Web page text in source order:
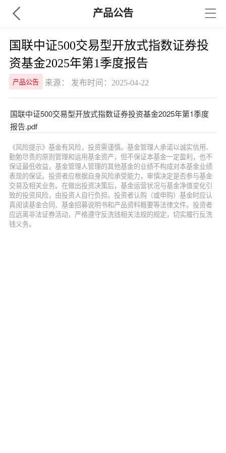
产品公告
国联中证500交易型开放式指数证券投
资基金2025年第1季度报告
产品公告 来源： 发布时间：2025-04-22
国联中证500交易型开放式指数证券投资基金2025年第1季度
报告.pdf
《风险提示》基金有风险，投资需谨慎。基金管理人承诺以诚实信用、
勤勉尽责的原则管理和运用基金资产，但不保证本基金一定盈利，也不
保证最低收益，基金管理人管理的其他基金的业绩不构成对本基金业绩
表现的保证。投资者应根据自身风险承受能力，审慎决定是否参与基金
交易及相关业务。在做出投资决策后，基金运营状况与基金净值变化引
致的投资风险，由投资人自行负担。投资者认购（或申购）基金时应认
真阅读基金合同、基金招募说明书和产品资料概要等法律文件。投资者
应远离非法证券活动，严格遵守反洗钱相关法规的规定，切实履行反洗
钱义务。